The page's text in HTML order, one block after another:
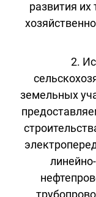
развития
2.
земельных